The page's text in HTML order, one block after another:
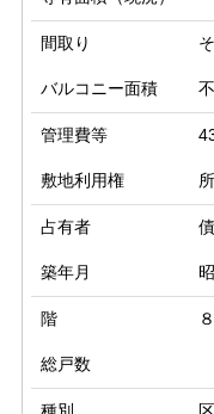
間取り
バルコニー面積
管理費等
敷地利用権
占有者
築年月
階
総戸数